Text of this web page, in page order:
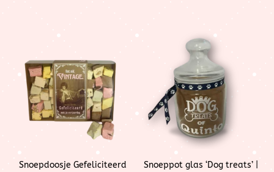
Snoepdoosje Gefeliciteerd
Snoeppot glas ‘Dog treats’ |